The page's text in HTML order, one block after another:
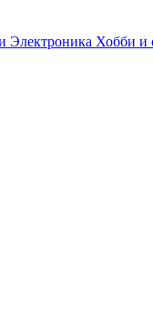
Электроника Хобби и